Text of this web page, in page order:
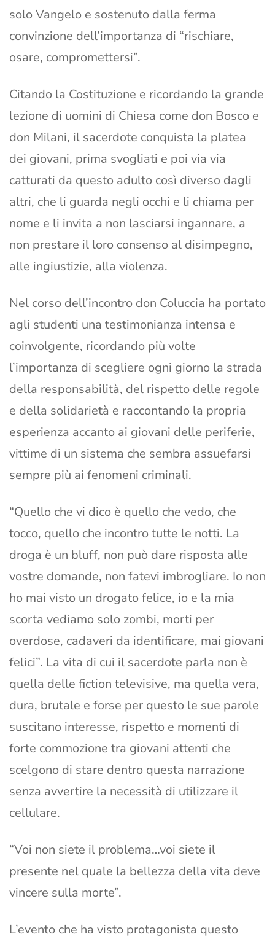
solo Vangelo e sostenuto dalla ferma
convinzione dell’importanza di “rischiare,
osare, compromettersi”.
Citando la Costituzione e ricordando la grande
lezione di uomini di Chiesa come don Bosco e
don Milani, il sacerdote conquista la platea
dei giovani, prima svogliati e poi via via
catturati da questo adulto così diverso dagli
altri, che li guarda negli occhi e li chiama per
nome e li invita a non lasciarsi ingannare, a
non prestare il loro consenso al disimpegno,
alle ingiustizie, alla violenza.
Nel corso dell’incontro don Coluccia ha portato
agli studenti una testimonianza intensa e
coinvolgente, ricordando più volte
l’importanza di scegliere ogni giorno la strada
della responsabilità, del rispetto delle regole
e della solidarietà e raccontando la propria
esperienza accanto ai giovani delle periferie,
vittime di un sistema che sembra assuefarsi
sempre più ai fenomeni criminali.
“Quello che vi dico è quello che vedo, che
tocco, quello che incontro tutte le notti. La
droga è un bluff, non può dare risposta alle
vostre domande, non fatevi imbrogliare. Io non
ho mai visto un drogato felice, io e la mia
scorta vediamo solo zombi, morti per
overdose, cadaveri da identificare, mai giovani
felici”. La vita di cui il sacerdote parla non è
quella delle fiction televisive, ma quella vera,
dura, brutale e forse per questo le sue parole
suscitano interesse, rispetto e momenti di
forte commozione tra giovani attenti che
scelgono di stare dentro questa narrazione
senza avvertire la necessità di utilizzare il
cellulare.
“Voi non siete il problema…voi siete il
presente nel quale la bellezza della vita deve
vincere sulla morte”.
L’evento che ha visto protagonista questo